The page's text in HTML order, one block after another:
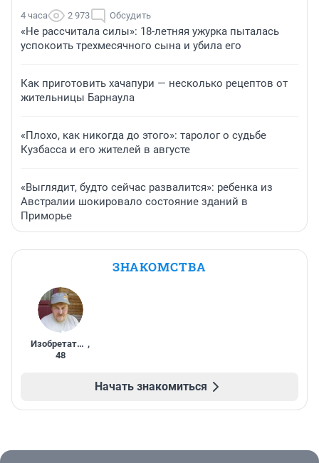
4 часа 2 973 Обсудить
«Не рассчитала силы»: 18-летняя ужурка пыталась
успокоить трехмесячного сына и убила его
Как приготовить хачапури — несколько рецептов от
жительницы Барнаула
«Плохо, как никогда до этого»: таролог о судьбе
Кузбасса и его жителей в августе
«Выглядит, будто сейчас развалится»: ребенка из
Австралии шокировало состояние зданий в
Приморье
ЗНАКОМСТВА
Изобретатель ,
48
Начать знакомиться